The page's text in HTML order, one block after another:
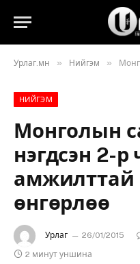
Урлаг.мн » Нийгэм »
НИЙГЭМ
Монголын
нэгдсэн 2-р
амжилттай
өнгөрлөө
Урлаг 26/01/2015
2 минут уншина